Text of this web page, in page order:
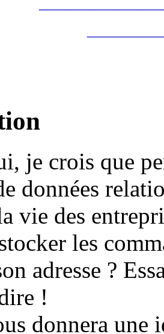
je crois que
données
vie des
les
adresse ?
!
donnera une